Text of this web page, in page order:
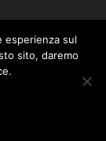
esperienza sul
sito, daremo